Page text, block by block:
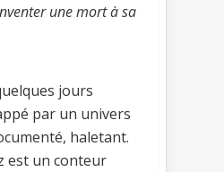
une mort à sa
jours
par un univers
haletant.
est un conteur